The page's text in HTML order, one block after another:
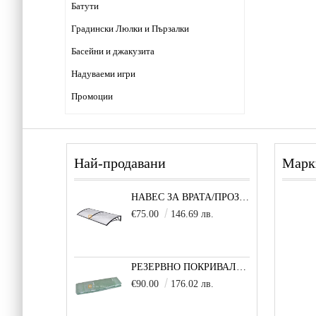
Батути
Градински Люлки и Пързалки
Басейни и джакузита
Надуваеми игри
Промоции
Най-продавани
НАВЕС ЗА ВРАТА/ПРОЗОРЕЦ 80Х200 СМ, ЧЕРНО-ПРОЗРАЧНО
€75.00
146.69 лв.
РЕЗЕРВНО ПОКРИВАЛО 600X300X200 CM SOLE TERRA STRONG ЗА ТУНЕЛНА ОРАНЖЕРИЯ
€90.00
176.02 лв.